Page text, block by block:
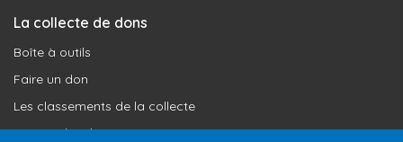
La collecte de dons
Boîte à outils
Faire un don
Les classements de la collecte
Où vont les dons